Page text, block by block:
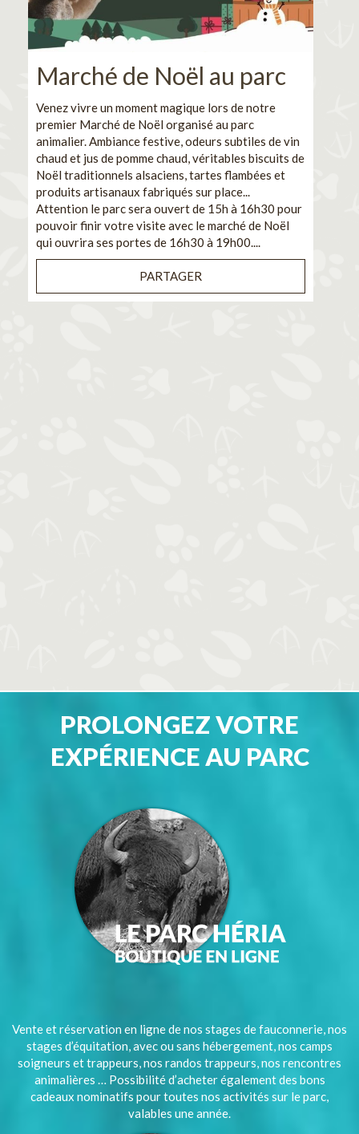
Marché de Noël au parc
Venez vivre un moment magique lors de notre
premier Marché de Noël organisé au parc
animalier. Ambiance festive, odeurs subtiles de vin
chaud et jus de pomme chaud, véritables biscuits de
Noël traditionnels alsaciens, tartes flambées et
produits artisanaux fabriqués sur place...
Attention le parc sera ouvert de 15h à 16h30 pour
pouvoir finir votre visite avec le marché de Noël
qui ouvrira ses portes de 16h30 à 19h00....
PARTAGER
PROLONGEZ VOTRE
EXPÉRIENCE AU PARC
Vente et réservation en ligne de nos stages de fauconnerie, nos
stages d’équitation, avec ou sans hébergement, nos camps
soigneurs et trappeurs, nos randos trappeurs, nos rencontres
animalières … Possibilité d’acheter également des bons
cadeaux nominatifs pour toutes nos activités sur le parc,
valables une année.